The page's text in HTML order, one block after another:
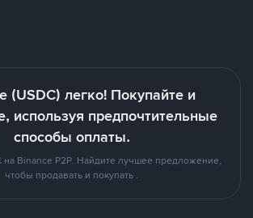
(USDC) легко! Покупайте и
используя предпочтительные
способы оплаты.
на Binance P2P. Найдите лучшее предложение,
чтобы продавать и покупать .